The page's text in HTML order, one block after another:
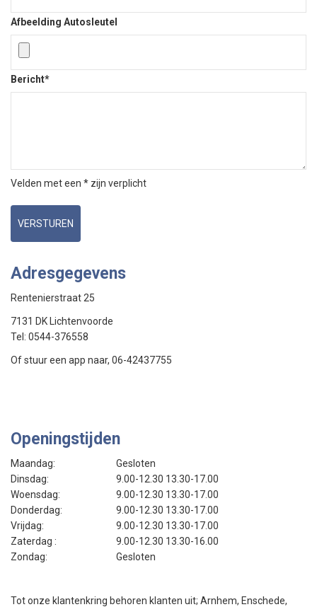
Afbeelding Autosleutel
Bericht*
Velden met een * zijn verplicht
VERSTUREN
Adresgegevens
Rentenierstraat 25
7131 DK Lichtenvoorde
Tel: 0544-376558
Of stuur een app naar, 06-42437755
Openingstijden
Maandag:
Gesloten
Dinsdag:
9.00-12.30 13.30-17.00
Woensdag:
9.00-12.30 13.30-17.00
Donderdag:
9.00-12.30 13.30-17.00
Vrijdag:
9.00-12.30 13.30-17.00
Zaterdag :
9.00-12.30 13.30-16.00
Zondag:
Gesloten
Tot onze klantenkring behoren klanten uit; Arnhem, Enschede,